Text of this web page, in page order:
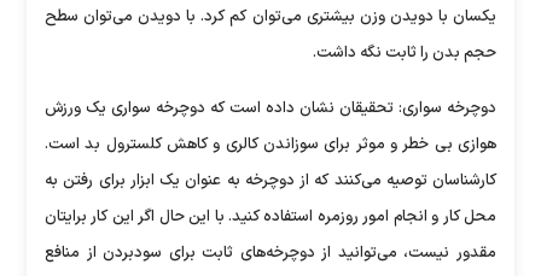
یکسان با دویدن وزن بیشتری می‌توان کم کرد. با دویدن می‌توان سطح
حجم بدن را ثابت نگه داشت.
دوچرخه سواری: تحقیقان نشان داده است که دوچرخه سواری یک ورزش
هوازی بی خطر و موثر برای سوزاندن کالری و کاهش کلسترول بد است.
کارشناسان توصیه می‌کنند که از دوچرخه به عنوان یک ابزار برای رفتن به
محل کار و انجام امور روزمره استفاده کنید. با این حال اگر این کار برایتان
مقدور نیست، می‌توانید از دوچرخه‌های ثابت برای سودبردن از منافع